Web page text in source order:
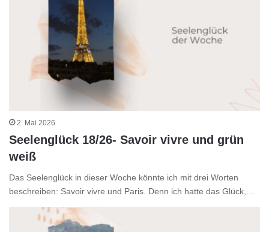
2. Mai 2026
Seelenglück 18/26- Savoir vivre und grün
weiß
Das Seelenglück in dieser Woche könnte ich mit drei Worten
beschreiben: Savoir vivre und Paris. Denn ich hatte das Glück,…